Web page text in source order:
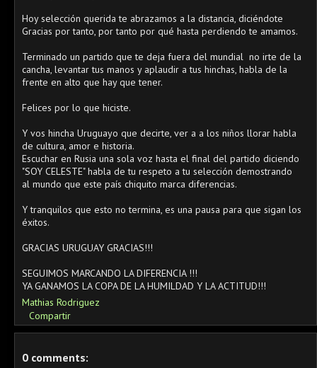
Hoy selección querida te abrazamos a la distancia, diciéndote
Gracias por tanto, por tanto por qué hasta perdiendo te amamos.
Terminado un partido que te deja fuera del mundial no irte de la
cancha, levantar tus manos y aplaudir a tus hinchas, habla de la
frente en alto que hay que tener.
Felices por lo que hiciste.
Y vos hincha Uruguayo que decirte, ver a a los niños llorar habla
de cultura, amor e historia.
Escuchar en Rusia una sola voz hasta el final del partido diciendo
"SOY CELESTE" habla de tu respeto a tu selección demostrando
al mundo que este país chiquito marca diferencias.
Y tranquilos que esto no termina, es una pausa para que sigan los
éxitos.
GRACIAS URUGUAY GRACIAS!!!
SEGUIMOS MARCANDO LA DIFERENCIA !!!
YA GANAMOS LA COPA DE LA HUMILDAD Y LA ACTITUD!!!
Mathias Rodriguez
Compartir
0 comments: